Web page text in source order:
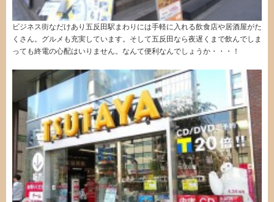
ビジネス街なだけあり五反田駅まわりには手軽に入れる飲食店や居酒屋がた
くさん。グルメも充実しています。そして五反田なら夜遅くまで飲んでしま
っても終電の心配はいりません。なんて便利なんでしょうか・・・！